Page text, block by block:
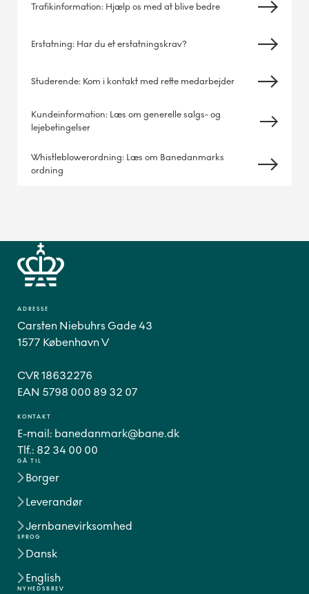
Trafikinformation: Hjælp os med at blive bedre
Erstatning: Har du et erstatningskrav?
Studerende: Kom i kontakt med rette medarbejder
Kundeinformation: Læs om generelle salgs- og
lejebetingelser
Whistleblowerordning: Læs om Banedanmarks
ordning
GÅ TIL
Borger
Leverandør
Jernbanevirksomhed
SPROG
Dansk
English
ADRESSE
Carsten Niebuhrs Gade 43
1577 København V
CVR 18632276
EAN 5798 000 89 32 07
KONTAKT
E-mail: banedanmark@bane.dk
Tlf.: 82 34 00 00
NYHEDSBREV